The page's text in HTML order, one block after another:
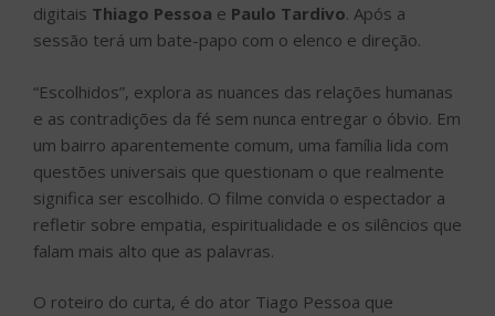
digitais Thiago Pessoa e Paulo Tardivo. Após a
sessão terá um bate-papo com o elenco e direção.
“Escolhidos”, explora as nuances das relações humanas
e as contradições da fé sem nunca entregar o óbvio. Em
um bairro aparentemente comum, uma família lida com
questões universais que questionam o que realmente
significa ser escolhido. O filme convida o espectador a
refletir sobre empatia, espiritualidade e os silêncios que
falam mais alto que as palavras.
O roteiro do curta, é do ator Tiago Pessoa que